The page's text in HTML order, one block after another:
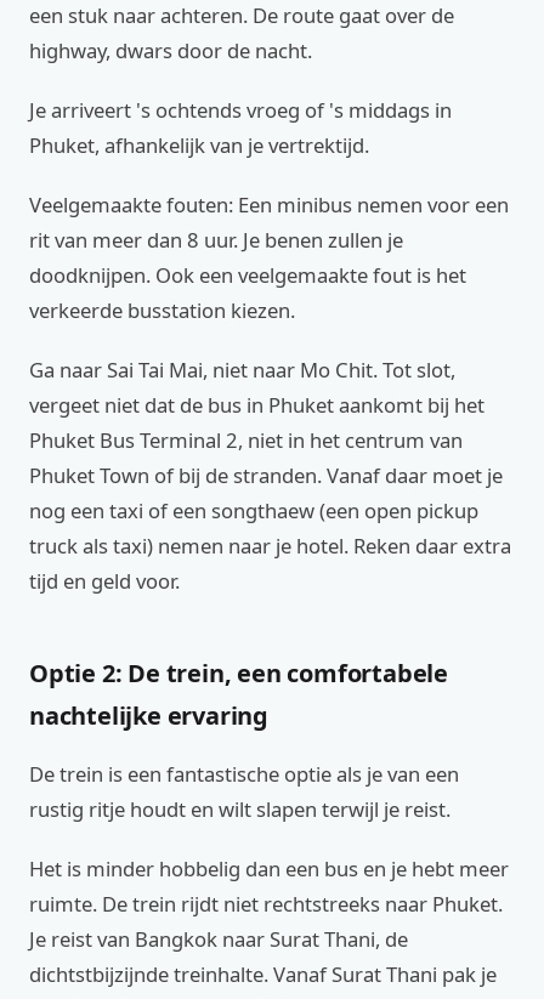
een stuk naar achteren. De route gaat over de
highway, dwars door de nacht.
Je arriveert 's ochtends vroeg of 's middags in
Phuket, afhankelijk van je vertrektijd.
Veelgemaakte fouten: Een minibus nemen voor een
rit van meer dan 8 uur. Je benen zullen je
doodknijpen. Ook een veelgemaakte fout is het
verkeerde busstation kiezen.
Ga naar Sai Tai Mai, niet naar Mo Chit. Tot slot,
vergeet niet dat de bus in Phuket aankomt bij het
Phuket Bus Terminal 2, niet in het centrum van
Phuket Town of bij de stranden. Vanaf daar moet je
nog een taxi of een songthaew (een open pickup
truck als taxi) nemen naar je hotel. Reken daar extra
tijd en geld voor.
Optie 2: De trein, een comfortabele
nachtelijke ervaring
De trein is een fantastische optie als je van een
rustig ritje houdt en wilt slapen terwijl je reist.
Het is minder hobbelig dan een bus en je hebt meer
ruimte. De trein rijdt niet rechtstreeks naar Phuket.
Je reist van Bangkok naar Surat Thani, de
dichtstbijzijnde treinhalte. Vanaf Surat Thani pak je